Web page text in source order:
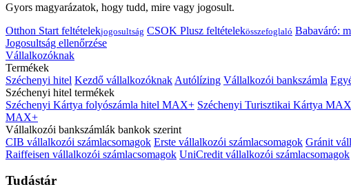
Gyors magyarázatok, hogy tudd, mire vagy jogosult.
Otthon Start feltételekjogosultság CSOK Plusz feltételekösszefoglaló Babaváró:
Jogosultság ellenőrzése
Vállalkozóknak
Termékek
Széchenyi hitel Kezdő vállalkozóknak Autólízing Vállalkozói bankszámla
Széchenyi hitel termékek
Széchenyi Kártya folyószámla hitel MAX+ Széchenyi Turisztikai Kártya
MAX+
Vállalkozói bankszámlák bankok szerint
CIB vállalkozói számlacsomagok Erste vállalkozói számlacsomagok Gránit
Raiffeisen vállalkozói számlacsomagok UniCredit vállalkozói számlacsomagok
Tudástár